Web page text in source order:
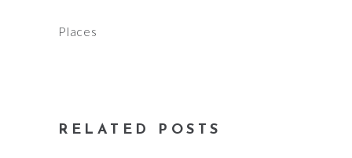
Places
RELATED POSTS